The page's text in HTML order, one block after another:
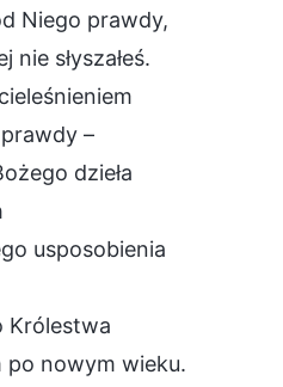
Niego prawdy,
słyszałeś.
–
dzieła
usposobienia
Królestwa
nowym wieku.